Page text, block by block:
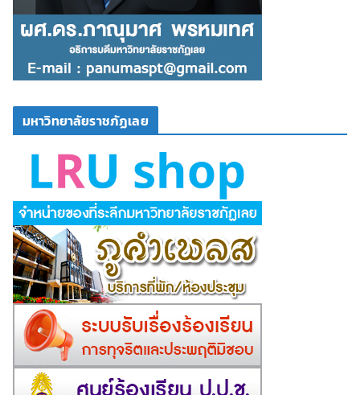
มหาวิทยาลัยราชภัฏเลย